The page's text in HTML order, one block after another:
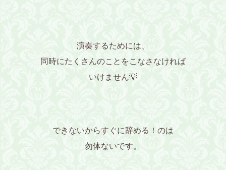
演奏するためには、
同時にたくさんのことをこなさなければ
いけません💡
できないからすぐに辞める！のは
勿体ないです。